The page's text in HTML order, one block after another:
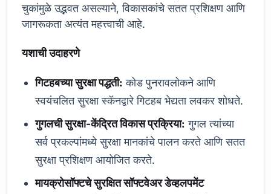
चुकांमुळे उद्भवत असल्याने, विकासकांचे सतत प्रशिक्षण आणि
जागरूकता अत्यंत महत्त्वाची आहे.
यशाची उदाहरणे
गिटहबच्या सुरक्षा पद्धती: कोड पुनरावलोकने आणि
स्वयंचलित सुरक्षा स्कॅनद्वारे गिटहब भेद्यता लवकर शोधते.
गुगलची सुरक्षा-केंद्रित विकास प्रक्रिया: गुगल त्यांच्या
सर्व प्रकल्पांमध्ये सुरक्षा मानकांचे पालन करते आणि सतत
सुरक्षा प्रशिक्षण आयोजित करते.
मायक्रोसॉफ्टचे सुरक्षित सॉफ्टवेअर डेव्हलपमेंट